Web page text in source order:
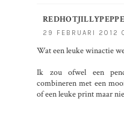
29 FEBRUARI 2012
Wat een leuke winactie
Ik zou ofwel een
combineren met een
of een leuke print maar